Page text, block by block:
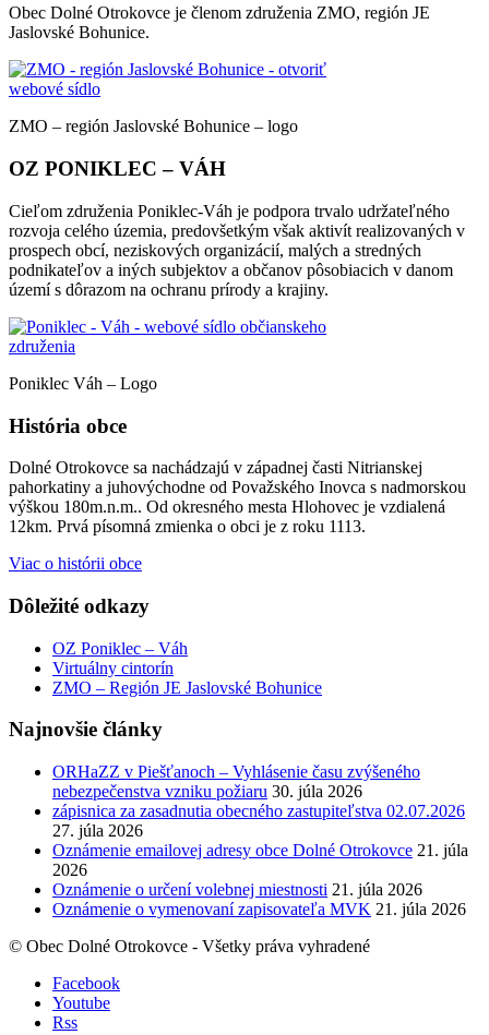
Obec Dolné Otrokovce je členom združenia ZMO, región JE
Jaslovské Bohunice.
ZMO – región Jaslovské Bohunice – logo
OZ PONIKLEC – VÁH
Cieľom združenia Poniklec-Váh je podpora trvalo udržateľného
rozvoja celého územia, predovšetkým však aktivít realizovaných v
prospech obcí, neziskových organizácií, malých a stredných
podnikateľov a iných subjektov a občanov pôsobiacich v danom
území s dôrazom na ochranu prírody a krajiny.
Poniklec Váh – Logo
História obce
Dolné Otrokovce sa nachádzajú v západnej časti Nitrianskej
pahorkatiny a juhovýchodne od Považského Inovca s nadmorskou
výškou 180m.n.m.. Od okresného mesta Hlohovec je vzdialená
12km. Prvá písomná zmienka o obci je z roku 1113.
Viac o histórii obce
Dôležité odkazy
OZ Poniklec – Váh
Virtuálny cintorín
ZMO – Región JE Jaslovské Bohunice
Najnovšie články
ORHaZZ v Piešťanoch – Vyhlásenie času zvýšeného
nebezpečenstva vzniku požiaru 30. júla 2026
zápisnica za zasadnutia obecného zastupiteľstva 02.07.2026
27. júla 2026
Oznámenie emailovej adresy obce Dolné Otrokovce 21. júla
2026
Oznámenie o určení volebnej miestnosti 21. júla 2026
Oznámenie o vymenovaní zapisovateľa MVK 21. júla 2026
© Obec Dolné Otrokovce - Všetky práva vyhradené
Facebook
Youtube
Rss